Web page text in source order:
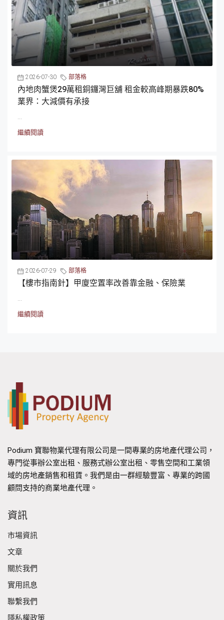
2026-07-30 部落格
內地肉蟹煲29萬租銅鑼灣巨舖 租金較高峰期暴跌80%
業界：大減價有承接
...
繼續閱讀
2026-07-29 部落格
【樓市指南針】甲廈空置率改善靠金融、保險業
...
繼續閱讀
Podium 寶聯物業代理有限公司是一間專業的房地產代理公司，
專門從事辦公室出租、服務式辦公室出租、零售空間和工業領
域的房地產銷售和租賃。我們是由一群經驗豐富、專業的跨國
顧問支持的商業地產代理。
資訊
市場資訊
文章
關於我們
實用訊息
聯繫我們
隱私權政策